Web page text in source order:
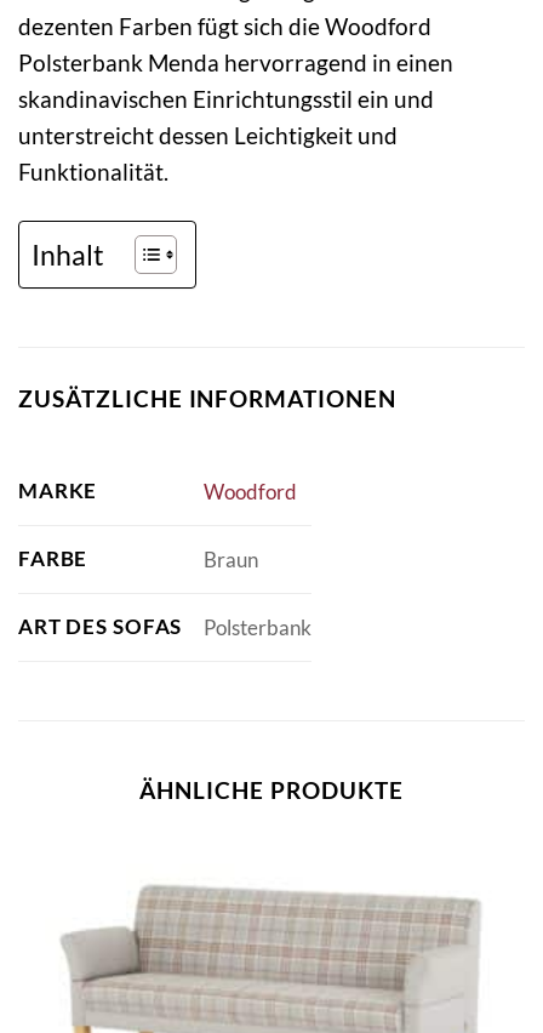
dezenten Farben fügt sich die Woodford
Polsterbank Menda hervorragend in einen
skandinavischen Einrichtungsstil ein und
unterstreicht dessen Leichtigkeit und
Funktionalität.
Inhalt
ZUSÄTZLICHE INFORMATIONEN
MARKE Woodford
FARBE Braun
ART DES SOFAS Polsterbank
ÄHNLICHE PRODUKTE